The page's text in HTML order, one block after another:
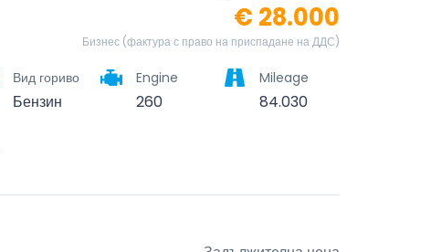
€ 28.000
Бизнес (фактура с право на приспадане на ДДС)
Вид гориво
Бензин
Engine
260
Mileage
84.030